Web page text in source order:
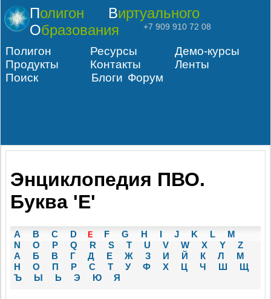
Полигон
Виртуального
Образования
+7 909 910 72 08
Полигон Ресурсы
Демо-курсы
Продукты
Контакты
Ленты
Поиск
Блоги Форум
Энциклопедия ПВО.
Буква 'E'
A B C D E F G H I J K L
M
N
O P Q R S T U V W X Y
Z
А
Б В Г Д Е Ж З И Й К Л
М
Н
О П Р С Т У Ф Х Ц Ч Ш
Щ
Ъ
Ы Ь Э Ю Я